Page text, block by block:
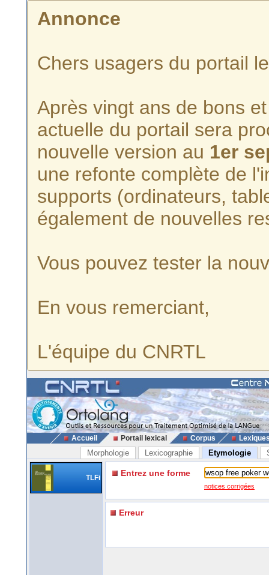
Annonce
Chers usagers du portail
Après vingt ans de bons
actuelle du portail sera
nouvelle version au 1er
une refonte complète de
supports (ordinateurs,
également de nouvelles
Vous pouvez tester la
En vous remerciant,
L'équipe du CNRTL
Accueil Portail lexical Corpus
Morphologie Lexicographie Etymologie
TLFi Entrez une forme
notices corrigées
Erreur